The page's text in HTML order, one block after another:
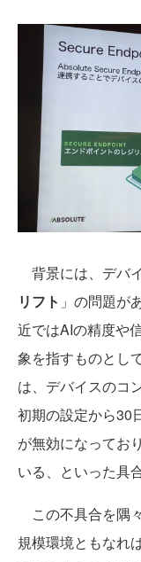
背景には、デバ
リフト 」の問題が
近ではAIの精度や
象を指すものとし
は、デバイスのコ
初期の設定から30
が無効になってお
いる、といった具
この不具合を隅
規模環境ともなれ